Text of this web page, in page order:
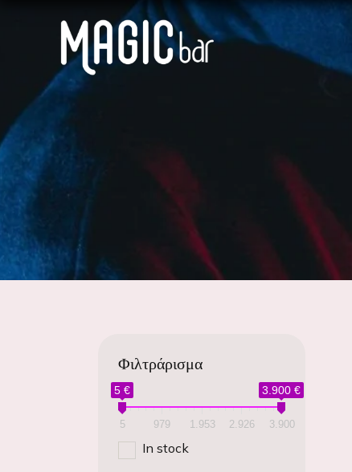
Φιλτράρισμα
5 € 3.900 €
5 979 1.953 2.926 3.900
In stock